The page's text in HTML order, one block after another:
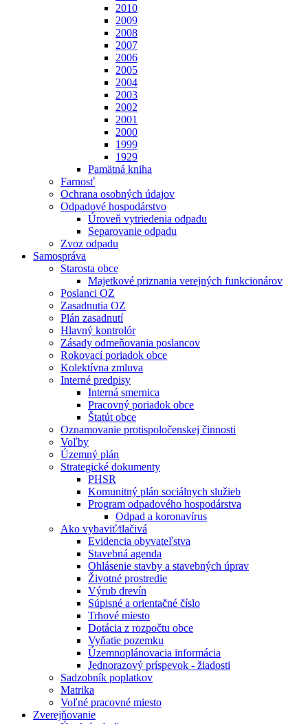
2010
2009
2008
2007
2006
2005
2004
2003
2002
2001
2000
1999
1929
Pamätná kniha
Farnosť
Ochrana osobných údajov
Odpadové hospodárstvo
Úroveň vytriedenia odpadu
Separovanie odpadu
Zvoz odpadu
Samospráva
Starosta obce
Majetkové priznania verejných funkcionárov
Poslanci OZ
Zasadnutia OZ
Plán zasadnutí
Hlavný kontrolór
Zásady odmeňovania poslancov
Rokovací poriadok obce
Kolektívna zmluva
Interné predpisy
Interná smernica
Pracovný poriadok obce
Štatút obce
Oznamovanie protispoločenskej činnosti
Voľby
Územný plán
Strategické dokumenty
PHSR
Komunitný plán sociálnych služieb
Program odpadového hospodárstva
Odpad a koronavírus
Ako vybaviť⁄tlačivá
Evidencia obyvateľstva
Stavebná agenda
Ohlásenie stavby a stavebných úprav
Životné prostredie
Výrub drevín
Súpisné a orientačné číslo
Trhové miesto
Dotácia z rozpočtu obce
Vyňatie pozemku
Územnoplánovacia informácia
Jednorazový príspevok - žiadosti
Sadzobník poplatkov
Matrika
Voľné pracovné miesto
Zverejňovanie